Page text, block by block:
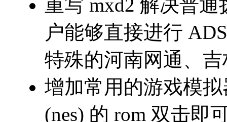
重写 mxd2 解决普通
户能够直接进行
特殊的河南网通、
增加常用的游戏模
(nes) 的 rom 双击即